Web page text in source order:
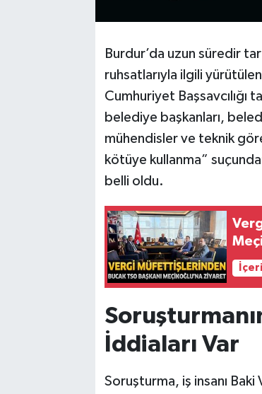
Burdur’da uzun süredir
ruhsatlarıyla ilgili
Cumhuriyet Başsavcılığı
belediye başkanları,
mühendisler ve teknik
kötüye kullanma”
belli oldu.
İddiaları Var
Soruşturma, iş insanı Baki